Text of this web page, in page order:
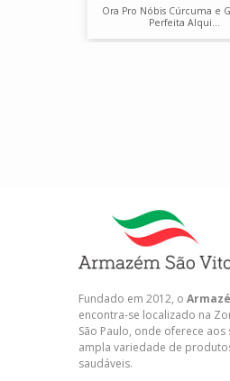
Ora Pro Nóbis Cúrcuma e
Perfeita Alqui...
Fundado em 2012, o
encontra-se localizado na
São Paulo, onde oferece aos
ampla variedade de
saudáveis.